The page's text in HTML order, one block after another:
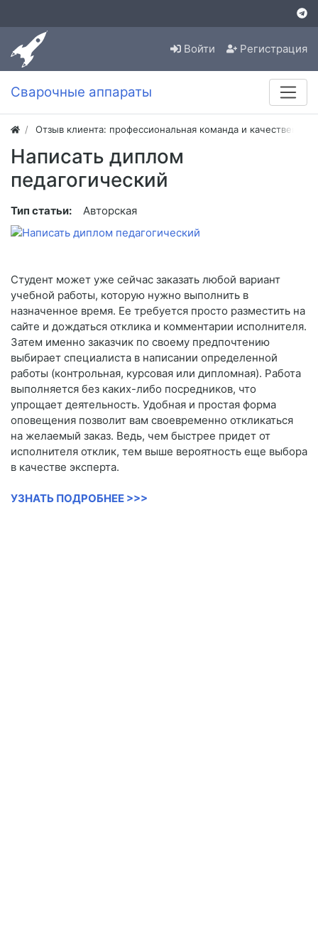
Войти Регистрация
Сварочные аппараты
Отзыв клиента: профессиональная команда и
Написать диплом
педагогический
Тип статьи: Авторская
Студент может уже сейчас заказать любой вариант
учебной работы, которую нужно выполнить в
назначенное время. Ее требуется просто разместить на
сайте и дождаться отклика и комментарии исполнителя.
Затем именно заказчик по своему предпочтению
выбирает специалиста в написании определенной
работы (контрольная, курсовая или дипломная). Работа
выполняется без каких-либо посредников, что
упрощает деятельность. Удобная и простая форма
оповещения позволит вам своевременно откликаться
на желаемый заказ. Ведь, чем быстрее придет от
исполнителя отклик, тем выше вероятность еще выбора
в качестве эксперта.
УЗНАТЬ ПОДРОБНЕЕ >>>